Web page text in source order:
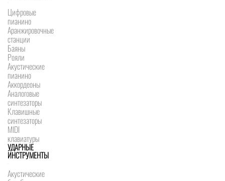
Цифровые
пианино
Аранжировочные
станции
Баяны
Рояли
Акустические
пианино
Аккордеоны
Аналоговые
синтезаторы
Клавишные
синтезаторы
MIDI
клавиатуры
УДАРНЫЕ
ИНСТРУМЕНТЫ
Акустические